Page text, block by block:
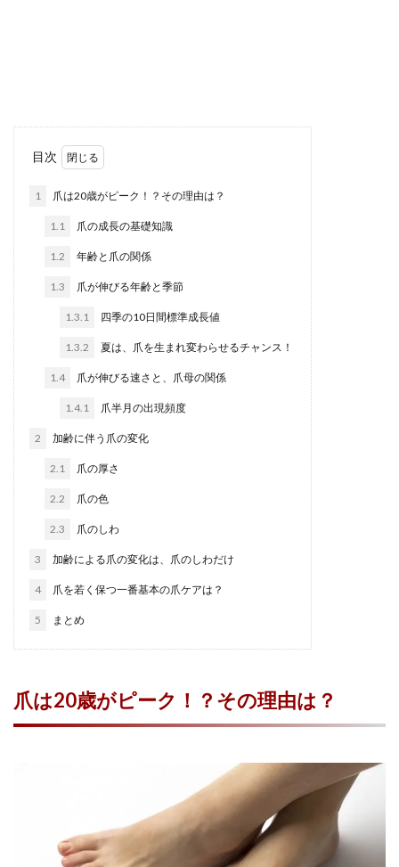
目次
1 爪は20歳がピーク！？その理由は？
1.1 爪の成長の基礎知識
1.2 年齢と爪の関係
1.3 爪が伸びる年齢と季節
1.3.1 四季の10日間標準成長値
1.3.2 夏は、爪を生まれ変わらせるチャンス！
1.4 爪が伸びる速さと、爪母の関係
1.4.1 爪半月の出現頻度
2 加齢に伴う爪の変化
2.1 爪の厚さ
2.2 爪の色
2.3 爪のしわ
3 加齢による爪の変化は、爪のしわだけ
4 爪を若く保つ一番基本の爪ケアは？
5 まとめ
爪は20歳がピーク！？その理由は？